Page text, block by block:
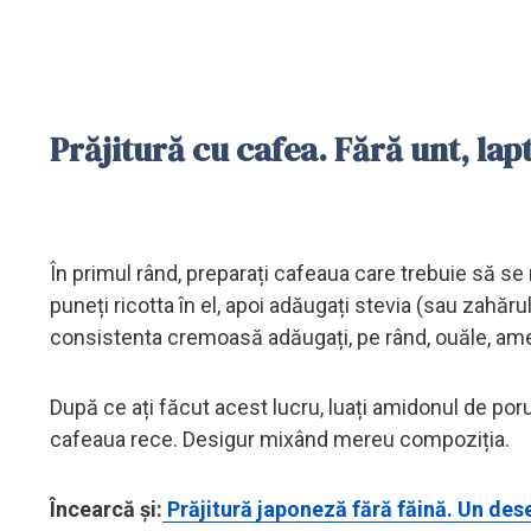
Prăjitură cu cafea. Fără unt,
În primul rând, preparați cafeaua care trebuie să
puneți ricotta în el, apoi adăugați stevia (sau
consistenta cremoasă adăugați, pe rând, ouăle,
După ce ați făcut acest lucru, luați amidonul de
cafeaua rece. Desigur mixând mereu compoziția.
Încearcă și: Prăjitură japoneză fără făină. Un